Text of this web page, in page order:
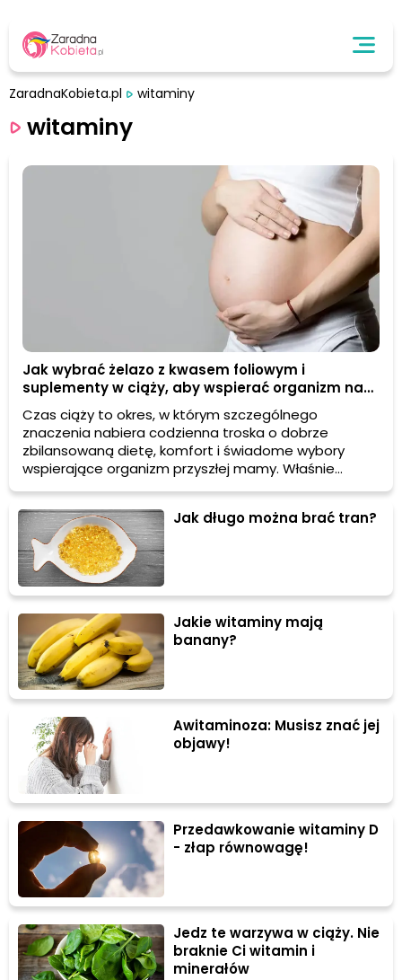
ZaradnaKobieta.pl witaminy
witaminy
Jak wybrać żelazo z kwasem foliowym i
suplementy w ciąży, aby wspierać organizm na
każdym etapie oczekiwania na dziecko?
Czas ciąży to okres, w którym szczególnego
znaczenia nabiera codzienna troska o dobrze
zbilansowaną dietę, komfort i świadome wybory
wspierające organizm przyszłej mamy. Właśnie
dlatego tak dużą uwagę zwraca się dziś na żelazo z
kwasem foliowym oraz suplementy w ciąży, ponieważ
odpowiednio dobrane rozwiązania pomagają zadbać
o potrzeby organizmu w wyjątkowym czasie pełnym
zmian i nowych wyzwań.
Jak długo można brać tran?
Jakie witaminy mają
banany?
Awitaminoza: Musisz znać jej
objawy!
Przedawkowanie witaminy D
- złap równowagę!
Jedz te warzywa w ciąży. Nie
braknie Ci witamin i
minerałów